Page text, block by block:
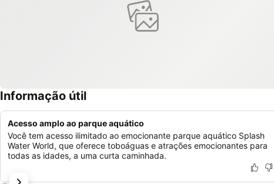
Informação útil
Acesso amplo ao parque aquático
Você tem acesso ilimitado ao emocionante parque aquático Splash
Water World, que oferece toboáguas e atrações emocionantes para
todas as idades, a uma curta caminhada.